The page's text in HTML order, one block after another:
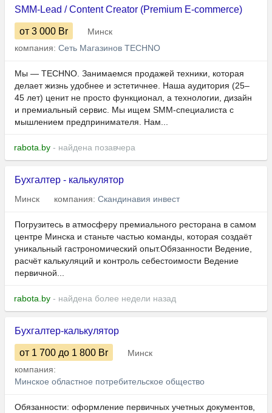
SMM-Lead / Content Creator (Premium E-commerce)
от 3 000 Br
Минск
компания: Сеть Магазинов TECHNO
Мы — TECHNO. Занимаемся продажей техники, которая
делает жизнь удобнее и эстетичнее. Наша аудитория (25–
45 лет) ценит не просто функционал, а технологии, дизайн
и премиальный сервис. Мы ищем SMM-специалиста с
мышлением предпринимателя. Нам...
rabota.by - найдена позавчера
Бухгалтер - калькулятор
Минск компания: Скандинавия инвест
Погрузитесь в атмосферу премиального ресторана в самом
центре Минска и станьте частью команды, которая создаёт
уникальный гастрономический опыт.Обязанности Ведение,
расчёт калькуляций и контроль себестоимости Ведение
первичной...
rabota.by - найдена более недели назад
Бухгалтер-калькулятор
от 1 700 до 1 800 Br
Минск
компания:
Минское областное потребительское общество
Обязанности: оформление первичных учетных документов,